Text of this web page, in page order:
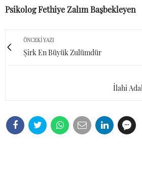
Psikolog Fethiye Zalım Başbekleyen
ÖNCEKI YAZI
Şirk En Büyük Zulümdür
İlahi